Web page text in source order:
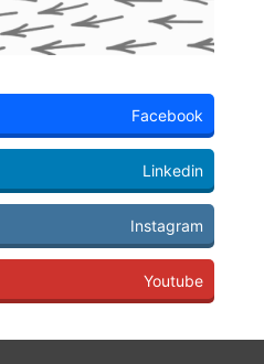
Facebook
Linkedin
Instagram
Youtube